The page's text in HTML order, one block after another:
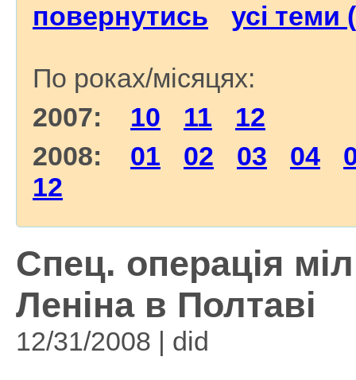
повернутись усі теми
По роках/місяцях:
2007: 10 11
12
2008: 01 02 03 04
12
Спец. операція
Леніна в Полтаві
12/31/2008 | did